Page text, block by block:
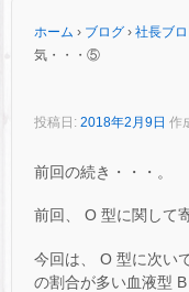
ホーム › ブログ › 社長ブ
気・・・⑤
投稿日: 2018年2月9日 作
前回の続き・・・。
前回、 O 型に関して
今回は、 O 型に次い
の割合が多い血液型